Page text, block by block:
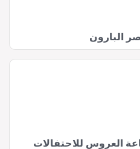
البارون
العروس للاحتفالات